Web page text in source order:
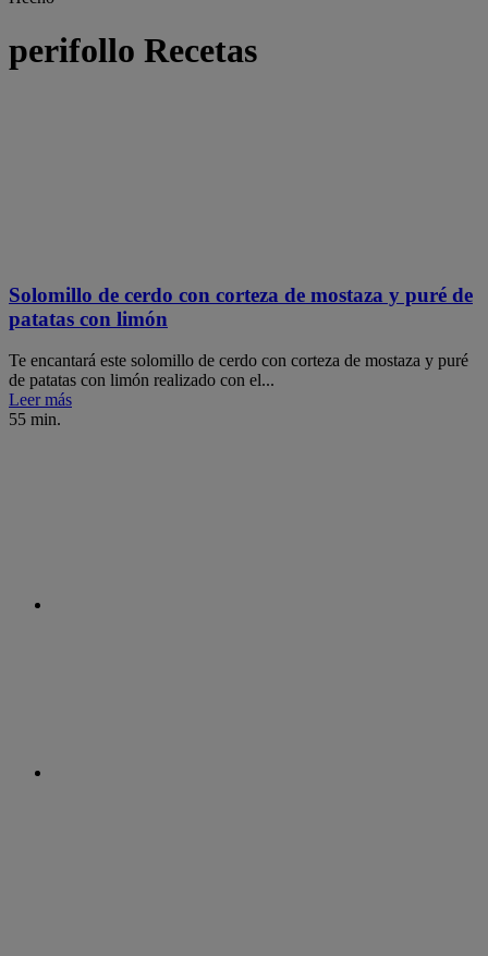
perifollo Recetas
Solomillo de cerdo con corteza de mostaza y puré de
patatas con limón
Te encantará este solomillo de cerdo con corteza de mostaza y puré
de patatas con limón realizado con el...
Leer más
55 min.